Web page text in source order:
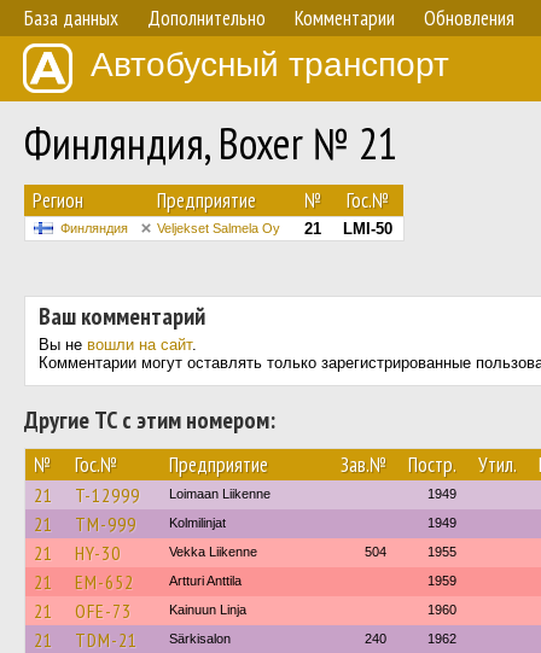
База данных Дополнительно Комментарии Обновления
Автобусный транспорт
Финляндия, Boxer № 21
Регион Предприятие № Гос.№
Финляндия Veljekset Salmela Oy 21 LMI-50
Ваш комментарий
Вы не вошли на сайт.
Комментарии могут оставлять только зарегистрированные
Другие ТС с этим номером:
№ Гос.№ Предприятие Зав.№ Постр. Утил.
21 T-12999 Loimaan Liikenne 1949
21 TM-999 Kolmilinjat 1949
21 HY-30 Vekka Liikenne 504 1955
21 EM-652 Artturi Anttila 1959
21 OFE-73 Kainuun Linja 1960
21 TDM-21 Särkisalon 240 1962